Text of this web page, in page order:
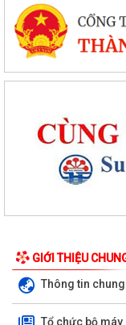
GIỚI THIỆU
Thông tin chung
Tổ chức bộ máy